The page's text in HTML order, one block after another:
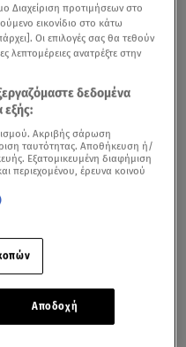
Διαχείριση προτιμήσεων στο
εικονίδιο στο κάτω
Οι επιλογές σας θα τεθούν
λεπτομέρειες ανατρέξτε στην
δεδομένα
εξής:
Ακριβής σάρωση
ταυτότητας. Αποθήκευση ή/
Εξατομικευμένη διαφήμιση
περιεχομένου, έρευνα κοινού
Αποδοχή